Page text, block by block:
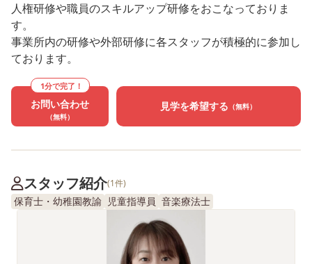
人権研修や職員のスキルアップ研修をおこなっておりま
す。
事業所内の研修や外部研修に各スタッフが積極的に参加し
ております。
1分で完了！
お問い合わせ
（無料）
見学を希望する （無料）
スタッフ紹介(1件)
保育士・幼稚園教諭 児童指導員 音楽療法士